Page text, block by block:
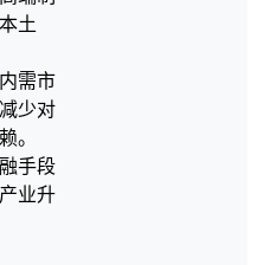
土
需市
少对
。
手段
业升